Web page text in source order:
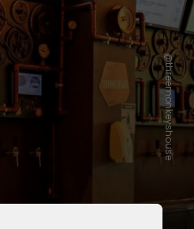
@threemonkeyshouse